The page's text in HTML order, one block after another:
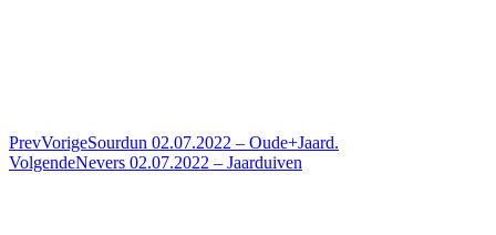
PrevVorigeSourdun 02.07.2022 – Oude+Jaard.
VolgendeNevers 02.07.2022 – Jaarduiven